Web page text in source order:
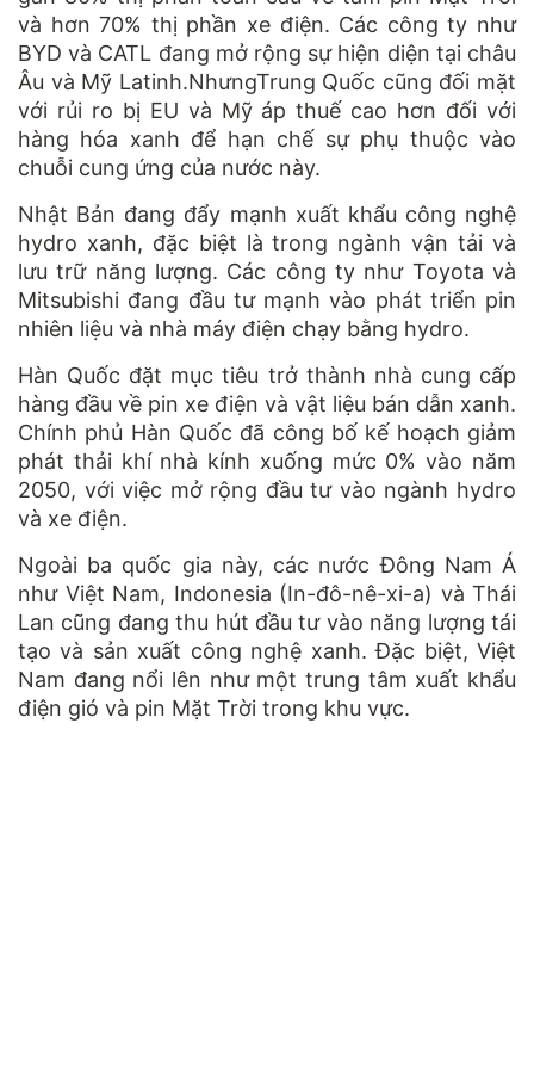
và hơn 70% thị phần xe điện. Các công ty như
BYD và CATL đang mở rộng sự hiện diện tại châu
Âu và Mỹ Latinh.NhưngTrung Quốc cũng đối mặt
với rủi ro bị EU và Mỹ áp thuế cao hơn đối với
hàng hóa xanh để hạn chế sự phụ thuộc vào
chuỗi cung ứng của nước này.
Nhật Bản đang đẩy mạnh xuất khẩu công nghệ
hydro xanh, đặc biệt là trong ngành vận tải và
lưu trữ năng lượng. Các công ty như Toyota và
Mitsubishi đang đầu tư mạnh vào phát triển pin
nhiên liệu và nhà máy điện chạy bằng hydro.
Hàn Quốc đặt mục tiêu trở thành nhà cung cấp
hàng đầu về pin xe điện và vật liệu bán dẫn xanh.
Chính phủ Hàn Quốc đã công bố kế hoạch giảm
phát thải khí nhà kính xuống mức 0% vào năm
2050, với việc mở rộng đầu tư vào ngành hydro
và xe điện.
Ngoài ba quốc gia này, các nước Đông Nam Á
như Việt Nam, Indonesia (In-đô-nê-xi-a) và Thái
Lan cũng đang thu hút đầu tư vào năng lượng tái
tạo và sản xuất công nghệ xanh. Đặc biệt, Việt
Nam đang nổi lên như một trung tâm xuất khẩu
điện gió và pin Mặt Trời trong khu vực.